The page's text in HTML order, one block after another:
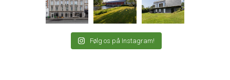
Følg os på Instagram!